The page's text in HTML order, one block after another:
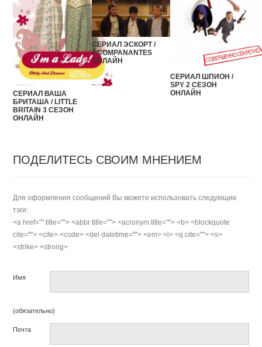
СЕРИАЛ ВАША
БРИТАША / LITTLE
BRITAIN 3 СЕЗОН
ОНЛАЙН
СЕРИАЛ ЭСКОРТ /
ACOMPANANTES
ОНЛАЙН
СЕРИАЛ ШПИОН /
SPY 2 СЕЗОН
ОНЛАЙН
ПОДЕЛИТЕСЬ СВОИМ МНЕНИЕМ
Для оформления сообщений Вы можете использовать следующие
тэги:
<a href="" title=""> <abbr title=""> <acronym title=""> <b> <blockquote
cite=""> <cite> <code> <del datetime=""> <em> <i> <q cite=""> <s>
<strike> <strong>
Имя
(обязательно)
Почта